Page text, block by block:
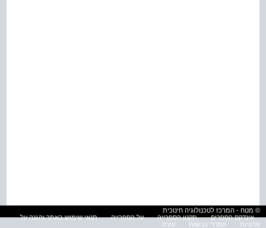
© מטח - המרכז לטכנולוגיה חינוכית
אינדקס הספרים
תקנון הספרייה על הספרייה
תנאי שימוש באתר והגנה על
פרטיות
הסדרי נגישות עזרה